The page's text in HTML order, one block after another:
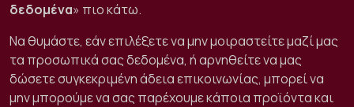
δεδομένα» πιο κάτω.
Να θυμάστε, εάν επιλέξετε να μην μοιραστείτε μαζί μας
τα προσωπικά σας δεδομένα, ή αρνηθείτε να μας
δώσετε συγκεκριμένη άδεια επικοινωνίας, μπορεί να
μην μπορούμε να σας παρέχουμε κάποια προϊόντα και